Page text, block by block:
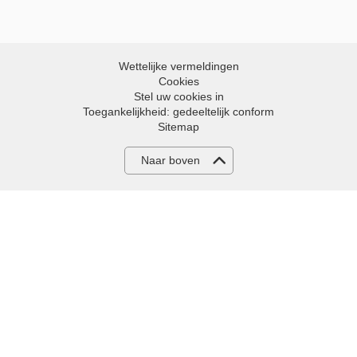
Wettelijke vermeldingen
Cookies
Stel uw cookies in
Toegankelijkheid: gedeeltelijk conform
Sitemap
Naar boven